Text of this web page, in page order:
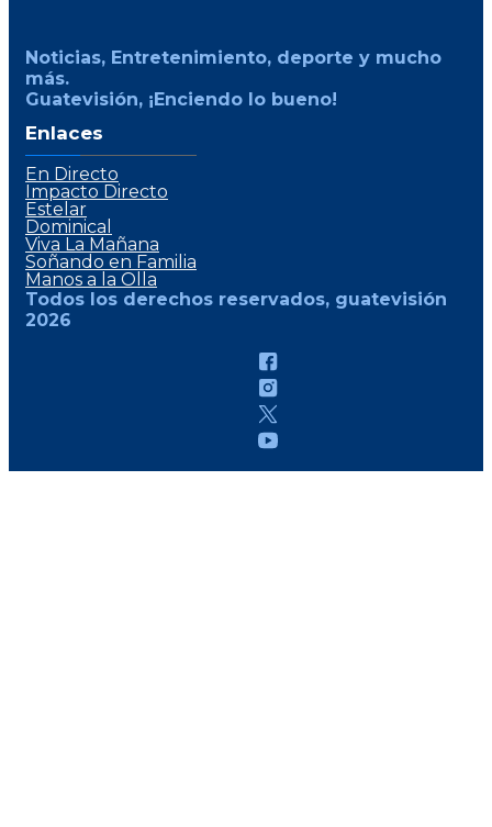
Noticias, Entretenimiento, deporte y mucho
más.
Guatevisión, ¡Enciendo lo bueno!
Enlaces
En Directo
Impacto Directo
Estelar
Dominical
Viva La Mañana
Soñando en Familia
Manos a la Olla
Todos los derechos reservados, guatevisión
2026